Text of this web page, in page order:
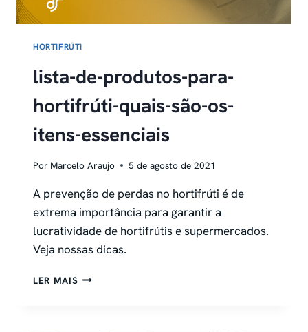
HORTIFRÚTI
lista-de-produtos-para-
hortifrúti-quais-são-os-
itens-essenciais
Por Marcelo Araujo 5 de agosto de 2021
A prevenção de perdas no hortifrúti é de
extrema importância para garantir a
lucratividade de hortifrútis e supermercados.
Veja nossas dicas.
LER MAIS LISTA-